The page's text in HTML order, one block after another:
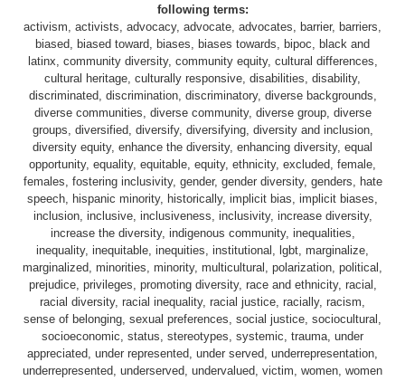
following terms:
activism, activists, advocacy, advocate, advocates, barrier, barriers,
biased, biased toward, biases, biases towards, bipoc, black and
latinx, community diversity, community equity, cultural differences,
cultural heritage, culturally responsive, disabilities, disability,
discriminated, discrimination, discriminatory, diverse backgrounds,
diverse communities, diverse community, diverse group, diverse
groups, diversified, diversify, diversifying, diversity and inclusion,
diversity equity, enhance the diversity, enhancing diversity, equal
opportunity, equality, equitable, equity, ethnicity, excluded, female,
females, fostering inclusivity, gender, gender diversity, genders, hate
speech, hispanic minority, historically, implicit bias, implicit biases,
inclusion, inclusive, inclusiveness, inclusivity, increase diversity,
increase the diversity, indigenous community, inequalities,
inequality, inequitable, inequities, institutional, lgbt, marginalize,
marginalized, minorities, minority, multicultural, polarization, political,
prejudice, privileges, promoting diversity, race and ethnicity, racial,
racial diversity, racial inequality, racial justice, racially, racism,
sense of belonging, sexual preferences, social justice, sociocultural,
socioeconomic, status, stereotypes, systemic, trauma, under
appreciated, under represented, under served, underrepresentation,
underrepresented, underserved, undervalued, victim, women, women